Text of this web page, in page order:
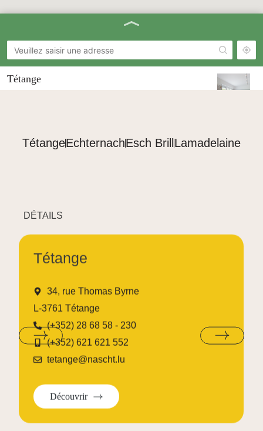
Tétange
Echternach
Esch Brill
brill@nascht.lu
(+352) 621 621 552
Lamadeleine
(+352) 28 68 58 1
TétangeEchternachEsch Brill Lamadelaine
DÉTAILS
Tétange
34, rue Thomas Byrne
L-3761 Tétange
(+352) 28 68 58 - 230
(+352) 621 621 552
tetange@nascht.lu
Découvrir